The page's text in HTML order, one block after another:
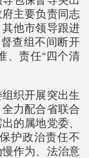
主要负责同志
他市领导跟进
查组不间断开
、责任“四个清
织开展突出生
力配合省联合
的属地党委、
护政治责任不
作为、法治意